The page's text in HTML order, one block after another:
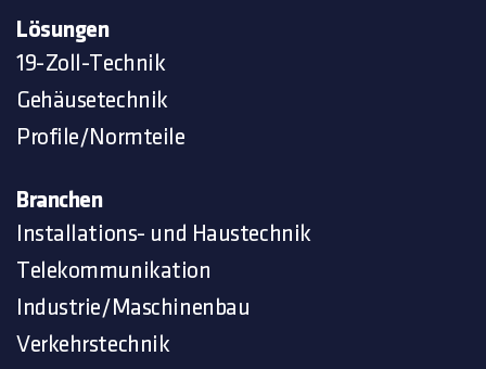
Lösungen
19-Zoll-Technik
Gehäusetechnik
Profile/Normteile
Branchen
Installations- und Haustechnik
Telekommunikation
Industrie/Maschinenbau
Verkehrstechnik